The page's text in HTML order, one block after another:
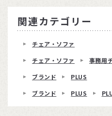
関連カテゴリー
チェア・ソファ
チェア・ソファ
事務用
ブランド
PLUS
ブランド
PLUS